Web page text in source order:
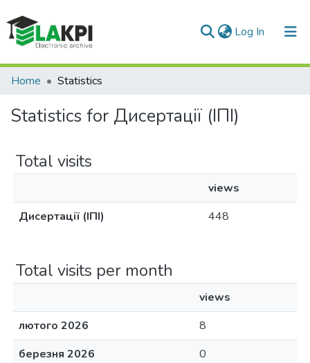
Log In (current)
Communities & Collections
All of DSpace
Home Statistics
Statistics for Дисертації (ІПІ)
Total visits
views
Дисертації (ІПІ)
448
Total visits per month
views
лютого 2026
8
березня 2026
0